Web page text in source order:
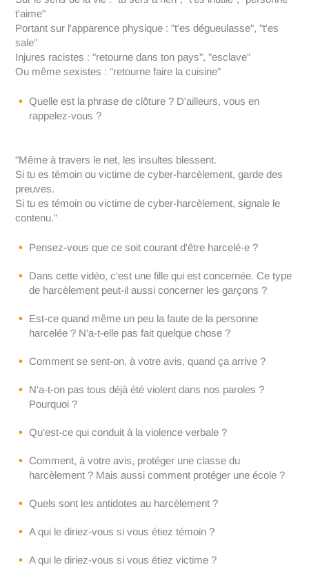
t'aime"
Portant sur l'apparence physique : "t'es dégueulasse", "t'es
sale"
Injures racistes : "retourne dans ton pays", "esclave"
Ou même sexistes : "retourne faire la cuisine"
Quelle est la phrase de clôture ? D'ailleurs, vous en
rappelez-vous ?
"Même à travers le net, les insultes blessent.
Si tu es témoin ou victime de cyber-harcèlement, garde des
preuves.
Si tu es témoin ou victime de cyber-harcèlement, signale le
contenu."
Pensez-vous que ce soit courant d'être harcelé·e ?
Dans cette vidéo, c'est une fille qui est concernée. Ce type
de harcèlement peut-il aussi concerner les garçons ?
Est-ce quand même un peu la faute de la personne
harcelée ? N'a-t-elle pas fait quelque chose ?
Comment se sent-on, à votre avis, quand ça arrive ?
N'a-t-on pas tous déjà été violent dans nos paroles ?
Pourquoi ?
Qu'est-ce qui conduit à la violence verbale ?
Comment, à votre avis, protéger une classe du
harcèlement ? Mais aussi comment protéger une école ?
Quels sont les antidotes au harcèlement ?
A qui le diriez-vous si vous étiez témoin ?
A qui le diriez-vous si vous étiez victime ?